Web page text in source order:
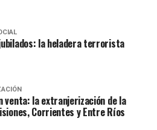
la heladera terrorista
venta: la extranjerización de la
Corrientes y Entre Ríos